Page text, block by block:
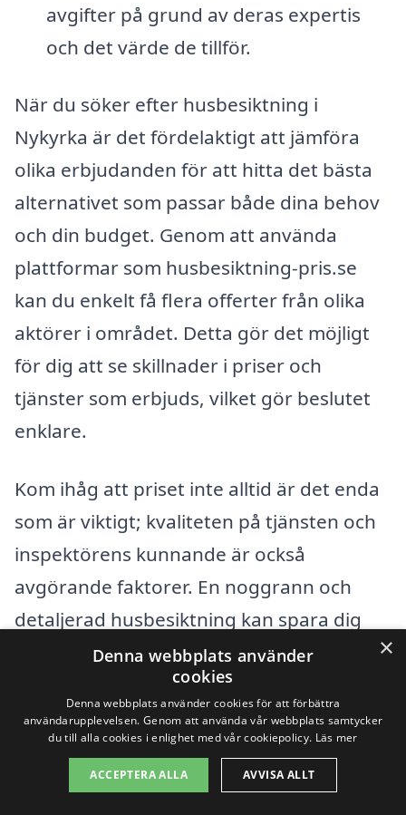
avgifter på grund av deras expertis
och det värde de tillför.
När du söker efter husbesiktning i
Nykyrka är det fördelaktigt att jämföra
olika erbjudanden för att hitta det bästa
alternativet som passar både dina behov
och din budget. Genom att använda
plattformar som husbesiktning-pris.se
kan du enkelt få flera offerter från olika
aktörer i området. Detta gör det möjligt
för dig att se skillnader i priser och
tjänster som erbjuds, vilket gör beslutet
enklare.
Kom ihåg att priset inte alltid är det enda
som är viktigt; kvaliteten på tjänsten och
inspektörens kunnande är också
avgörande faktorer. En noggrann och
detaljerad husbesiktning kan spara dig
pengar på lång sikt genom att identifiera
problem innan de blir allvarliga. Så se till
att du gör din research och väljer en
pålitlig och professionell leverantör för
din husbesiktning i Nykyrka!
×
Denna webbplats använder
cookies
Denna webbplats använder cookies för att förbättra
användarupplevelsen. Genom att använda vår webbplats samtycker
du till alla cookies i enlighet med vår cookiepolicy. Läs mer
ACCEPTERA ALLA AVVISA ALLT